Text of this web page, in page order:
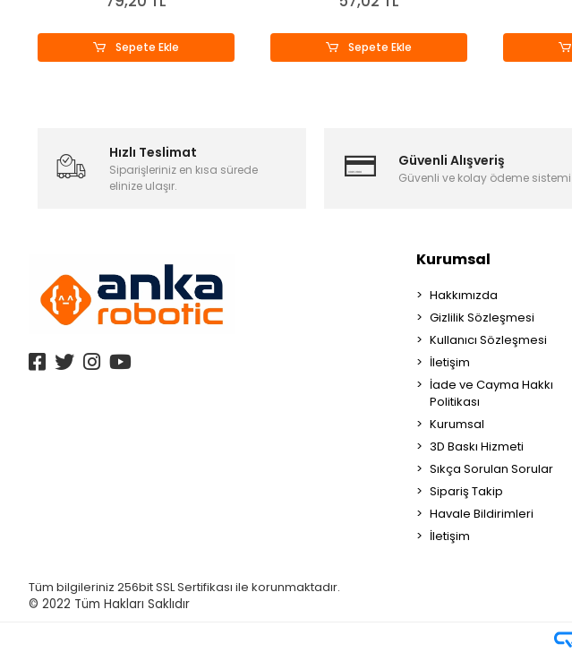
Sepete Ekle Sepete Ekle
Hızlı Teslimat
Siparişleriniz en kısa sürede
elinize ulaşır.
Güvenli Alışveriş
Güvenli ve kolay ödeme sistemi
Kurumsal
Hakkımızda
Gizlilik Sözleşmesi
Kullanıcı Sözleşmesi
İletişim
İade ve Cayma Hakkı
Politikası
Kurumsal
3D Baskı Hizmeti
Sıkça Sorulan Sorular
Sipariş Takip
Havale Bildirimleri
İletişim
Tüm bilgileriniz 256bit SSL Sertifikası ile korunmaktadır.
© 2022 Tüm Hakları Saklıdır